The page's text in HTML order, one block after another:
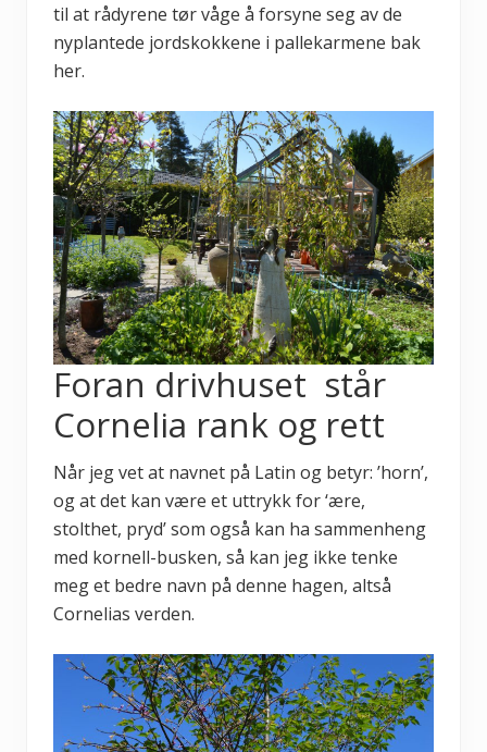
til at rådyrene tør våge å forsyne seg av de
nyplantede jordskokkene i pallekarmene bak
her.
Foran drivhuset står
Cornelia rank og rett
Når jeg vet at navnet på Latin og betyr: ’horn’,
og at det kan være et uttrykk for ‘ære,
stolthet, pryd’ som også kan ha sammenheng
med kornell-busken, så kan jeg ikke tenke
meg et bedre navn på denne hagen, altså
Cornelias verden.